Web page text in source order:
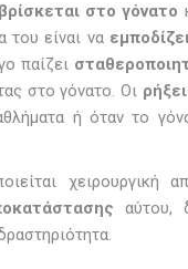
βρίσκεται στο γόνατο
του είναι να
παίζει
στο γόνατο. Οι
ή όταν το
χειρουργική
αύτου,